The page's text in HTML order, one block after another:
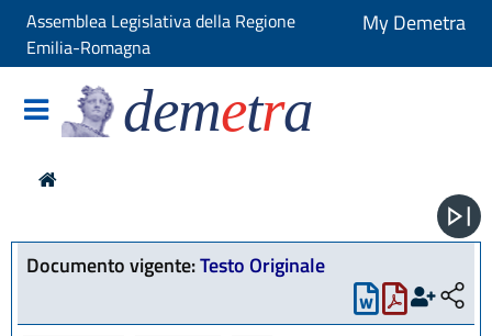
Assemblea Legislativa della Regione
Emilia-Romagna
My Demetra
demetra
Documento vigente:Testo Originale